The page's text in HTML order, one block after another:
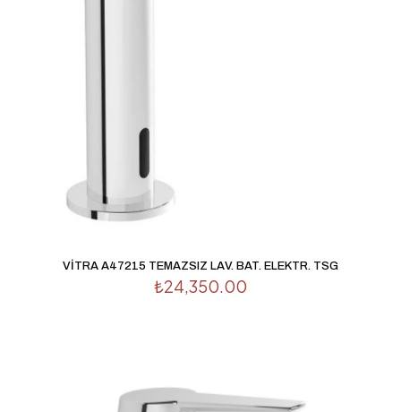
Daha sonraki yorumlarımda kullanılması için adım, e-
posta adresim ve site adresim bu tarayıcıya kaydedilsin.
VİTRA A47215 TEMAZSIZ LAV. BAT. ELEKTR. TSG
₺24,350.00